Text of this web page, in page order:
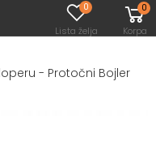
0
Lista želja
0
Korpa
- Protočni Bojler